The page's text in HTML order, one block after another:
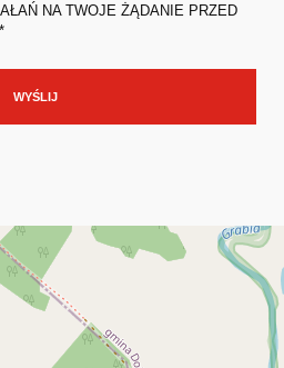
NA TWOJE ŻĄDANIE PRZED